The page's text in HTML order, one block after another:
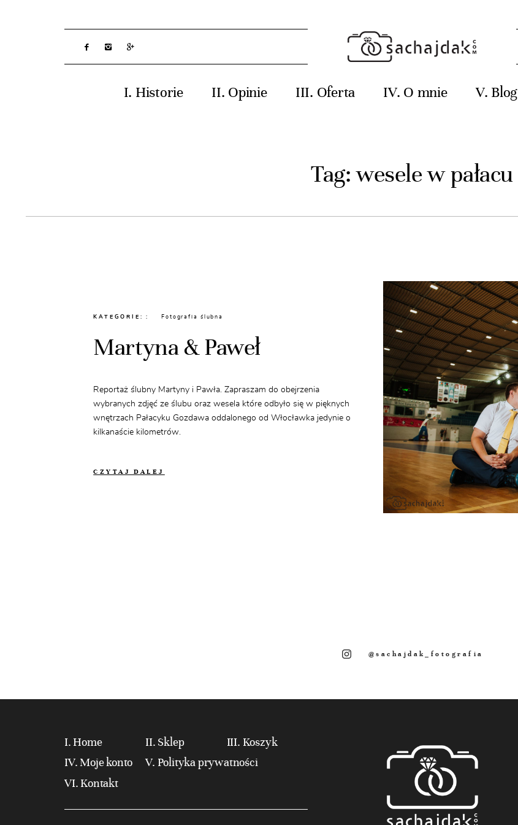
Historie Opinie Oferta O mnie Blog
Tag: wesele w pałacu
KATEGORIE: Fotografia ślubna
Martyna & Paweł
Reportaż ślubny Martyny i Pawła. Zapraszam do obejrzenia
wybranych zdjęć ze ślubu oraz wesela które odbyło się w pięknych
wnętrzach Pałacyku Gozdawa oddalonego od Włocławka jedynie o
kilkanaście kilometrów.
CZYTAJ DALEJ
@sachajdak_fotografia
Home Sklep
Koszyk
Moje konto
Polityka prywatności
Kontakt